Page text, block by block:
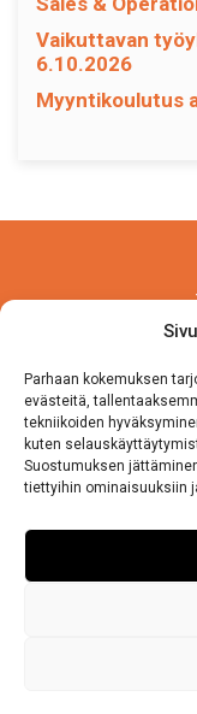
Parhaan kokemuksen
evästeitä,
tekniikoiden
kuten
Suostumuksen
tiettyihin ominaisuuksiin
Vaikuttavan
6.10.2026
Myyntikoulutus
Copyright